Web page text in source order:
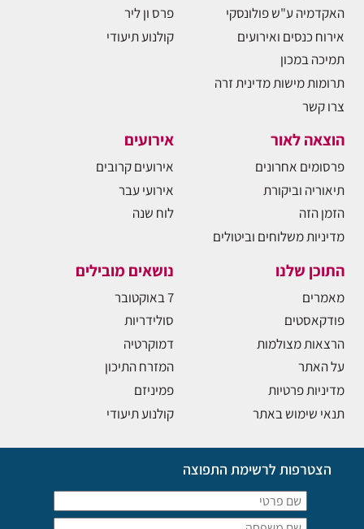
האקדמיה ע"ש פולונסקי
אירוח כנסים ואירועים
תמיכה במכון
תרומות מישות מדינית זרה
צרו קשר
פרס ון ליר
קולנוע תיעודי
הוצאה לאור
פרסומים אחרונים
תיאוריה וביקורת
הזמן הזה
מדיניות משלוחים וביטולים
אירועים
אירועים קרובים
אירועי עבר
לוח שנה
התוכן שלנו
מאמרים
פודקאסטים
הרצאות מצולמות
על האתר
מדיניות פרטיות
תנאי שימוש באתר
נושאים מובילים
7 באוקטובר
סולידריות
דמוקרטיה
המזרח התיכון
פמיניזם
קולנוע תיעודי
הצטרפות לרשימת התפוצה